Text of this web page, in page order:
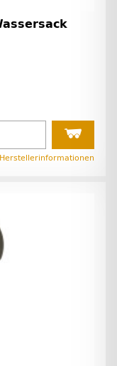
Herstellerinformationen